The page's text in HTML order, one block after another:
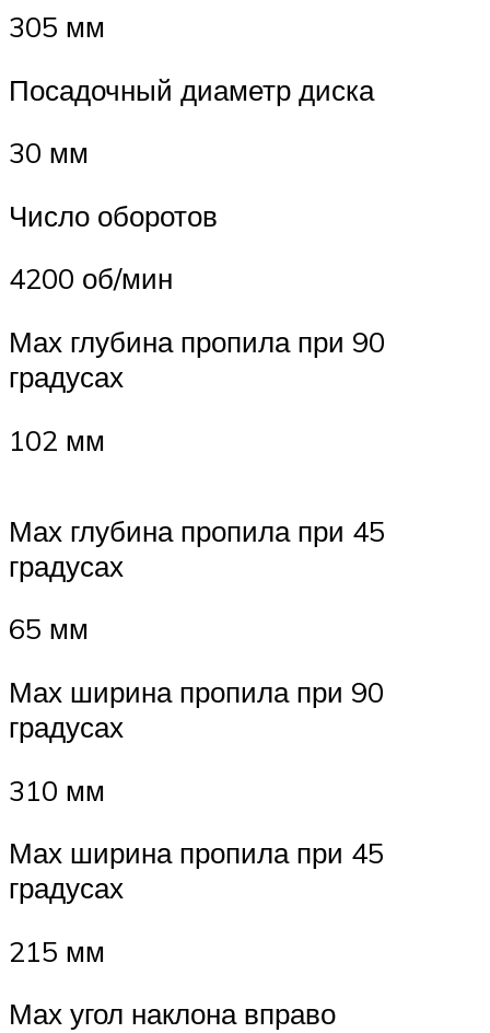
305 мм
Посадочный диаметр диска
30 мм
Число оборотов
4200 об/мин
Мах глубина пропила при 90
градусах
102 мм
Мах глубина пропила при 45
градусах
65 мм
Мах ширина пропила при 90
градусах
310 мм
Мах ширина пропила при 45
градусах
215 мм
Мах угол наклона вправо